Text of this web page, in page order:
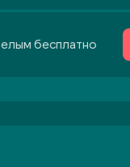
бесплатно